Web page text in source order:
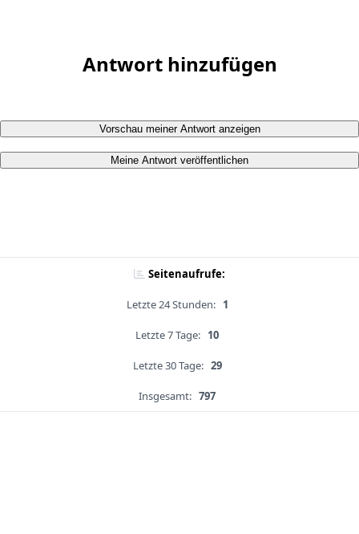
Antwort hinzufügen
Vorschau meiner Antwort anzeigen
Meine Antwort veröffentlichen
Seitenaufrufe:
Letzte 24 Stunden: 1
Letzte 7 Tage: 10
Letzte 30 Tage: 29
Insgesamt: 797